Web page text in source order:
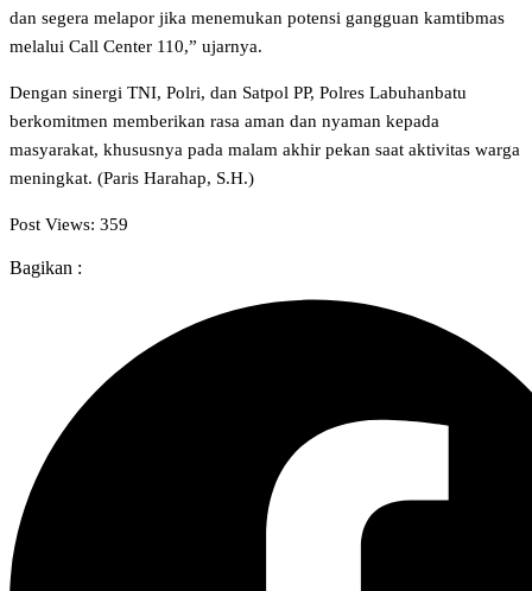
dan segera melapor jika menemukan potensi gangguan kamtibmas
melalui Call Center 110,” ujarnya.
Dengan sinergi TNI, Polri, dan Satpol PP, Polres Labuhanbatu
berkomitmen memberikan rasa aman dan nyaman kepada
masyarakat, khususnya pada malam akhir pekan saat aktivitas warga
meningkat. (Paris Harahap, S.H.)
Post Views: 359
Bagikan :